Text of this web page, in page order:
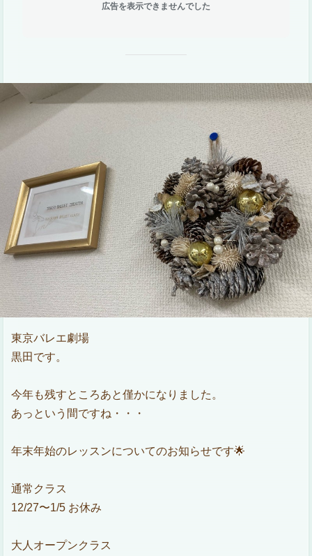
広告を表示できませんでした
東京バレエ劇場
黒田です。
今年も残すところあと僅かになりました。
あっという間ですね・・・
年末年始のレッスンについてのお知らせです🌟
通常クラス
12/27〜1/5 お休み
大人オープンクラス